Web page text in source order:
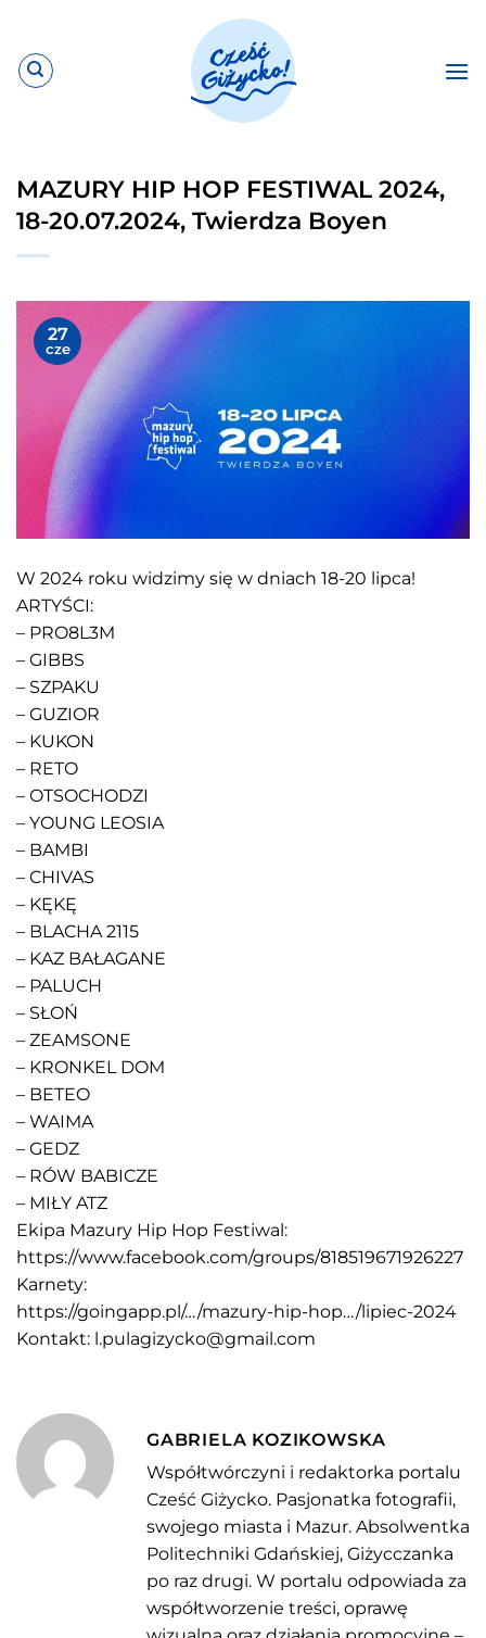
zawartości
MAZURY HIP HOP FESTIWAL 2024,
18-20.07.2024, Twierdza Boyen
27
cze
W 2024 roku widzimy się w dniach 18-20 lipca!
ARTYŚCI:
– PRO8L3M
– GIBBS
– SZPAKU
– GUZIOR
– KUKON
– RETO
– OTSOCHODZI
– YOUNG LEOSIA
– BAMBI
– CHIVAS
– KĘKĘ
– BLACHA 2115
– KAZ BAŁAGANE
– PALUCH
– SŁOŃ
– ZEAMSONE
– KRONKEL DOM
– BETEO
– WAIMA
– GEDZ
– RÓW BABICZE
– MIŁY ATZ
Ekipa Mazury Hip Hop Festiwal:
https://www.facebook.com/groups/818519671926227
Karnety:
https://goingapp.pl/…/mazury-hip-hop…/lipiec-2024
Kontakt: l.pulagizycko@gmail.com
GABRIELA KOZIKOWSKA
Współtwórczyni i redaktorka portalu
Cześć Giżycko. Pasjonatka fotografii,
swojego miasta i Mazur. Absolwentka
Politechniki Gdańskiej, Giżycczanka
po raz drugi. W portalu odpowiada za
współtworzenie treści, oprawę